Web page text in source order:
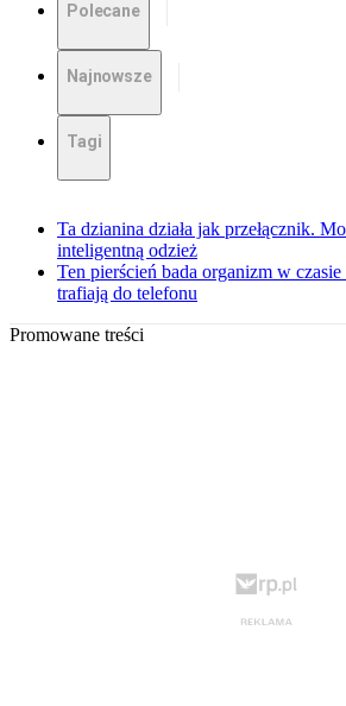
Polecane
Najnowsze
Tagi
Ta dzianina działa jak przełącznik.
inteligentną odzież
Ten pierścień bada organizm w
trafiają do telefonu
Promowane treści